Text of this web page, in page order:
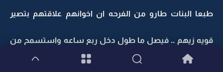
طبعا البنات طارو من الفرحه ان اخوانهم علاقتهم بتصير
قويه زيهم .. فيصل ما طول دخل ربع ساعه واستسمح من